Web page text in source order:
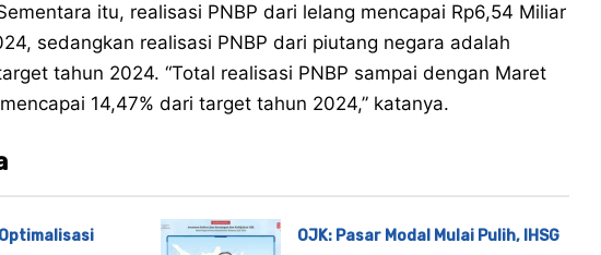
itu, realisasi PNBP dari lelang mencapai Rp6,54 Miliar
sedangkan realisasi PNBP dari piutang negara adalah
tahun 2024. “Total realisasi PNBP sampai dengan Maret
14,47% dari target tahun 2024,” katanya.
OJK: Pasar Modal Mulai Pulih, IHSG